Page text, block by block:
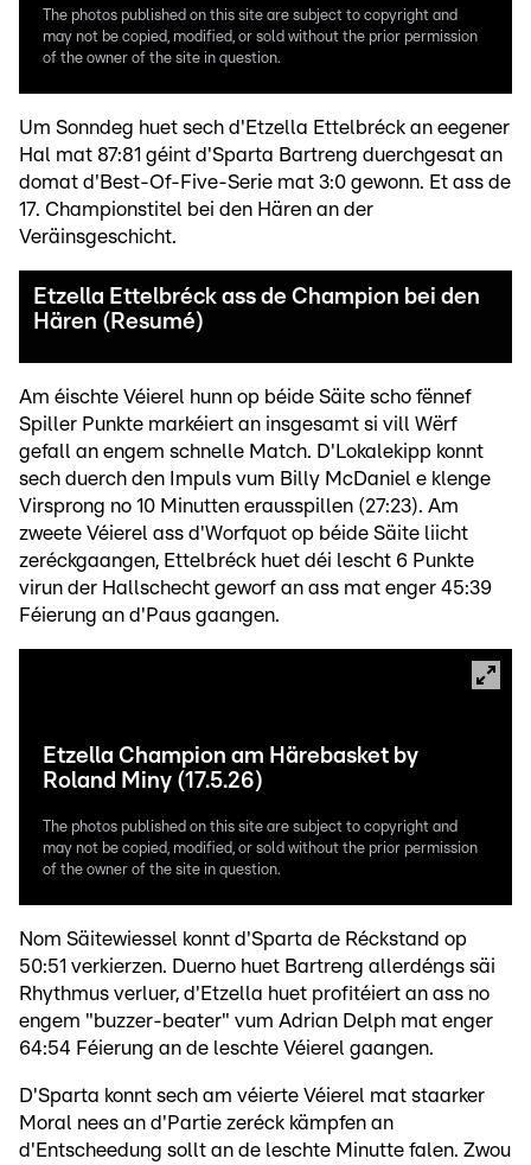
The photos published on this site are subject to copyright and
may not be copied, modified, or sold without the prior permission
of the owner of the site in question.
Um Sonndeg huet sech d'Etzella Ettelbréck an eegener
Hal mat 87:81 géint d'Sparta Bartreng duerchgesat an
domat d'Best-Of-Five-Serie mat 3:0 gewonn. Et ass de
17. Championstitel bei den Hären an der
Veräinsgeschicht.
Etzella Ettelbréck ass de Champion bei den
Hären (Resumé)
Am éischte Véierel hunn op béide Säite scho fënnef
Spiller Punkte markéiert an insgesamt si vill Wërf
gefall an engem schnelle Match. D'Lokalekipp konnt
sech duerch den Impuls vum Billy McDaniel e klenge
Virsprong no 10 Minutten erausspillen (27:23). Am
zweete Véierel ass d'Worfquot op béide Säite liicht
zeréckgaangen, Ettelbréck huet déi lescht 6 Punkte
virun der Hallschecht geworf an ass mat enger 45:39
Féierung an d'Paus gaangen.
Etzella Champion am Härebasket by
Roland Miny (17.5.26)
The photos published on this site are subject to copyright and
may not be copied, modified, or sold without the prior permission
of the owner of the site in question.
Nom Säitewiessel konnt d'Sparta de Réckstand op
50:51 verkierzen. Duerno huet Bartreng allerdéngs säi
Rhythmus verluer, d'Etzella huet profitéiert an ass no
engem "buzzer-beater" vum Adrian Delph mat enger
64:54 Féierung an de leschte Véierel gaangen.
D'Sparta konnt sech am véierte Véierel mat staarker
Moral nees an d'Partie zeréck kämpfen an
d'Entscheedung sollt an de leschte Minutte falen. Zwou